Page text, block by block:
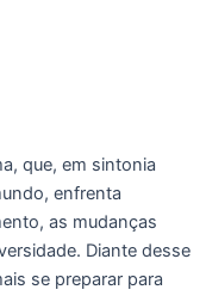
que, em sintonia
enfrenta
as mudanças
Diante desse
se preparar para